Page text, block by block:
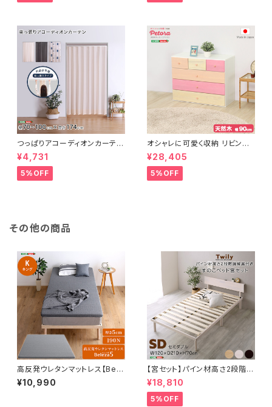
つっぱりアコーディオンカーテ
ン 100×174cm SH-16-TA
DC
¥4,731
5%OFF
オシャレに可愛く収納 リビング
用ローチェスト 4段 幅90cm
天然木（桐）日本製｜petora-
ペトラ- SH-08-PTR90
¥28,405
5%OFF
その他の商品
高反発ウレタンマットレス【Bele
za5-ベレーザ・ファイブ-】(キン
グ) ORM-05K
¥10,990
【宮セット】パイン材高さ2段階調
整脚付きすのこベッド(セミダブ
ル) ASP-HP-02SD
¥18,810
5%OFF